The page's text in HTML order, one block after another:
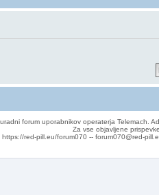
forum uporabnikov operaterja Telemach.
Za vse objavljene
https://red-pill.eu/forum070 -- forum070@red-